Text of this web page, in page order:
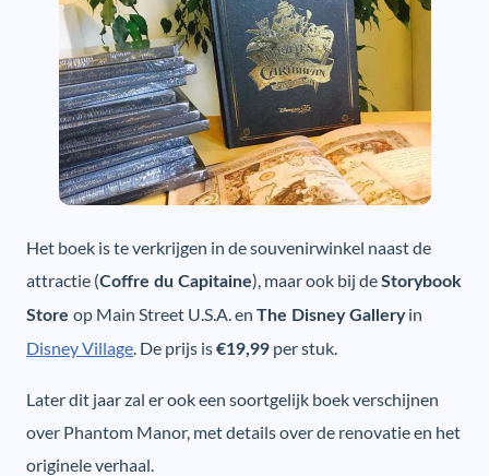
Het boek is te verkrijgen in de souvenirwinkel naast de
attractie (Coffre du Capitaine), maar ook bij deStorybook
Store op Main Street U.S.A. en The Disney Galleryin
Disney Village. De prijs is€19,99 per stuk.
Later dit jaar zal er ook een soortgelijk boek verschijnen
over Phantom Manor, met details over de renovatie en het
originele verhaal.